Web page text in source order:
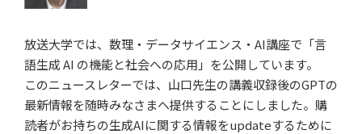
放送大学では、数理・データサイエンス・AI講座で「言
語生成 AI の機能と社会への応用」を公開しています。
このニュースレターでは、山口先生の講義収録後のGPTの
最新情報を随時みなさまへ提供することにしました。購
読者がお持ちの生成AIに関する情報をupdateするために